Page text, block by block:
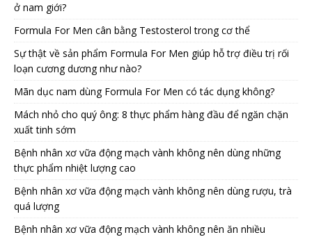
ở nam giới?
Formula For Men cân bằng Testosterol trong cơ thể
Sự thật về sản phẩm Formula For Men giúp hỗ trợ điều trị rối
loạn cương dương như nào?
Mãn dục nam dùng Formula For Men có tác dụng không?
Mách nhỏ cho quý ông: 8 thực phẩm hàng đầu để ngăn chặn
xuất tinh sớm
Bệnh nhân xơ vữa động mạch vành không nên dùng những
thực phẩm nhiệt lượng cao
Bệnh nhân xơ vữa động mạch vành không nên dùng rượu, trà
quá lượng
Bệnh nhân xơ vữa động mạch vành không nên ăn nhiều